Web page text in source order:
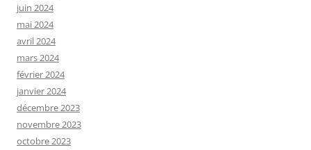
juin 2024
mai 2024
avril 2024
mars 2024
février 2024
janvier 2024
décembre 2023
novembre 2023
octobre 2023